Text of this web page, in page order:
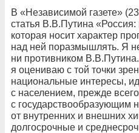
В «Независимой газете»
статья В.В.Путина
которая носит характер
над ней поразмышлять. Я
ни противником
я оцениваю с той точки
национальные интересы,
с населением, прежде
с государствообразующим
от внутренних и внешних
долгосрочные и